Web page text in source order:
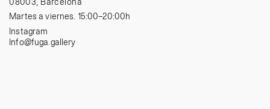
08003, Barcelona
Martes a viernes. 15:00–20:00h
Instagram
Info@fuga.gallery